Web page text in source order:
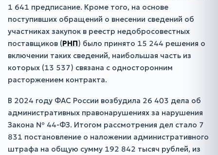
1 641 предписание. Кроме того, на основе
поступивших обращений о внесении сведений об
участниках закупок в реестр недобросовестных
поставщиков (РНП) было принято 15 244 решения о
включении таких сведений, наибольшая часть из
которых (13 537) связана с односторонним
расторжением контракта.
В 2024 году ФАС России возбудила 26 403 дела об
административных правонарушениях за нарушения
Закона № 44-ФЗ. Итогом рассмотрения дел стало 7
831 постановление о наложении административного
штрафа на общую сумму 192 842 тысяч рублей, из